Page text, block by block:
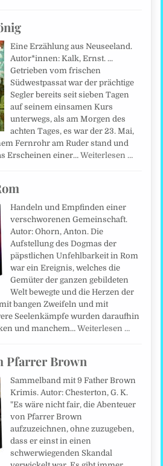
Eine Erzählung aus Neuseeland.
Autor*innen: Kalk, Ernst. ...
Getrieben vom frischen
Südwestpassat war der prächtige
Segler bereits seit sieben Tagen
auf seinem einsamen Kurs
unterwegs, als am Morgen des
achten Tages, es war der 23. Mai,
Fernrohr am Ruder stand und
Erscheinen einer…Weiterlesen …
Handeln und Empfinden einer
verschworenen Gemeinschaft.
Autor: Ohorn, Anton. Die
Aufstellung des Dogmas der
päpstlichen Unfehlbarkeit in Rom
war ein Ereignis, welches die
Gemüter der ganzen gebildeten
Welt bewegte und die Herzen der
bangen Zweifeln und mit
Seelenkämpfe wurden daraufhin
und manchem…Weiterlesen …
Pfarrer Brown
Sammelband mit 9 Father Brown
Krimis. Autor: Chesterton, G. K.
"Es wäre nicht fair, die Abenteuer
von Pfarrer Brown
aufzuzeichnen, ohne zuzugeben,
dass er einst in einen
schwerwiegenden Skandal